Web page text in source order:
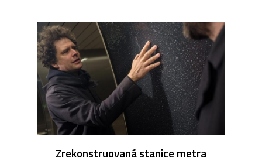
Zrekonstruovaná stanice metra